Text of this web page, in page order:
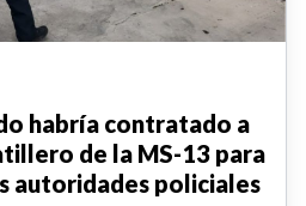
habría contratado a
de la MS-13 para
autoridades policiales